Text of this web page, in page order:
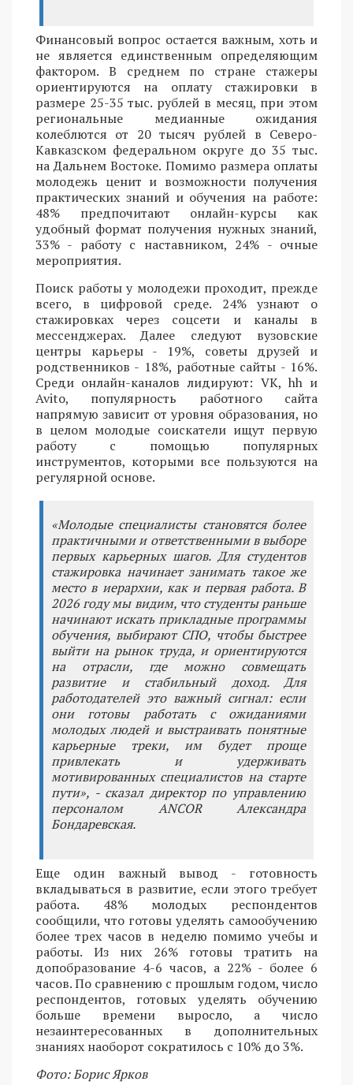
Финансовый вопрос остается важным, хоть и
не является единственным определяющим
фактором. В среднем по стране стажеры
ориентируются на оплату стажировки в
размере 25-35 тыс. рублей в месяц, при этом
региональные медианные ожидания
колеблются от 20 тысяч рублей в Северо-
Кавказском федеральном округе до 35 тыс.
на Дальнем Востоке. Помимо размера оплаты
молодежь ценит и возможности получения
практических знаний и обучения на работе:
48% предпочитают онлайн-курсы как
удобный формат получения нужных знаний,
33% - работу с наставником, 24% - очные
мероприятия.
Поиск работы у молодежи проходит, прежде
всего, в цифровой среде. 24% узнают о
стажировках через соцсети и каналы в
мессенджерах. Далее следуют вузовские
центры карьеры - 19%, советы друзей и
родственников - 18%, работные сайты - 16%.
Среди онлайн-каналов лидируют: VK, hh и
Avito, популярность работного сайта
напрямую зависит от уровня образования, но
в целом молодые соискатели ищут первую
работу с помощью популярных
инструментов, которыми все пользуются на
регулярной основе.
«Молодые специалисты становятся более
практичными и ответственными в выборе
первых карьерных шагов. Для студентов
стажировка начинает занимать такое же
место в иерархии, как и первая работа. В
2026 году мы видим, что студенты раньше
начинают искать прикладные программы
обучения, выбирают СПО, чтобы быстрее
выйти на рынок труда, и ориентируются
на отрасли, где можно совмещать
развитие и стабильный доход. Для
работодателей это важный сигнал: если
они готовы работать с ожиданиями
молодых людей и выстраивать понятные
карьерные треки, им будет проще
привлекать и удерживать
мотивированных специалистов на старте
пути», - сказал директор по управлению
персоналом ANCOR Александра
Бондаревская.
Еще один важный вывод - готовность
вкладываться в развитие, если этого требует
работа. 48% молодых респондентов
сообщили, что готовы уделять самообучению
более трех часов в неделю помимо учебы и
работы. Из них 26% готовы тратить на
допобразование 4-6 часов, а 22% - более 6
часов. По сравнению с прошлым годом, число
респондентов, готовых уделять обучению
больше времени выросло, а число
незаинтересованных в дополнительных
знаниях наоборот сократилось с 10% до 3%.
Фото: Борис Ярков